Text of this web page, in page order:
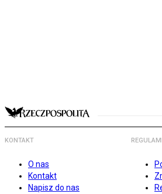
KONTAKT
O nas
Kontakt
Napisz do nas